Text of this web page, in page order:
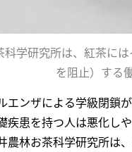
科学研究所は、紅茶に
を阻止）する
エンザによる学級閉鎖
疾患を持つ人は悪化し
農林お茶科学研究所は